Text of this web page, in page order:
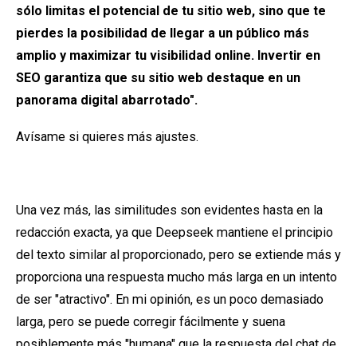
sólo limitas el potencial de tu sitio web, sino que te
pierdes la posibilidad de llegar a un público más
amplio y maximizar tu visibilidad online. Invertir en
SEO garantiza que su sitio web destaque en un
panorama digital abarrotado".
Avísame si quieres más ajustes.
Una vez más, las similitudes son evidentes hasta en la
redacción exacta, ya que Deepseek mantiene el principio
del texto similar al proporcionado, pero se extiende más y
proporciona una respuesta mucho más larga en un intento
de ser "atractivo". En mi opinión, es un poco demasiado
larga, pero se puede corregir fácilmente y suena